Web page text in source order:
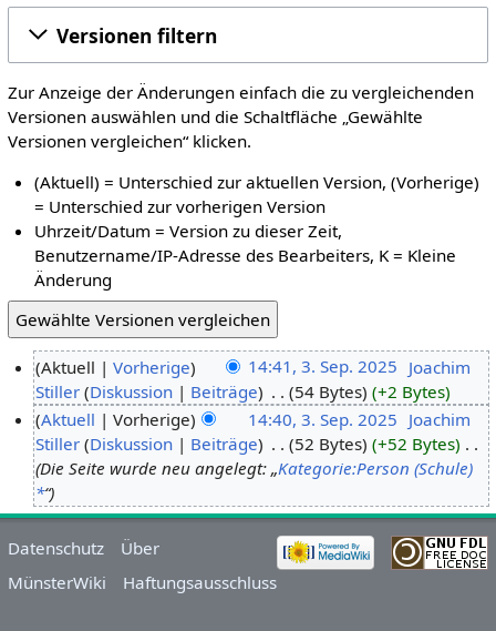
Versionen filtern
Zur Anzeige der Änderungen einfach die zu vergleichenden
Versionen auswählen und die Schaltfläche „Gewählte
Versionen vergleichen“ klicken.
(Aktuell) = Unterschied zur aktuellen Version, (Vorherige)
= Unterschied zur vorherigen Version
Uhrzeit/Datum = Version zu dieser Zeit,
Benutzername/IP-Adresse des Bearbeiters, K = Kleine
Änderung
Aktuell Vorherige 14:41, 3. Sep. 2025 Joachim
Stiller Diskussion Beiträge 54 Bytes
+2 Bytes
Aktuell
Vorherige 14:40, 3. Sep. 2025 Joachim
Stiller Diskussion Beiträge 52 Bytes +52 Bytes
Die Seite wurde neu angelegt: „Kategorie:Person (Schule)
*“
Datenschutz
Über
MünsterWiki
Haftungsausschluss